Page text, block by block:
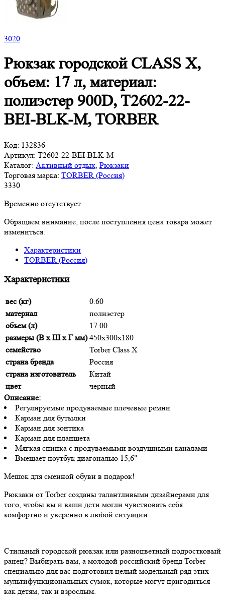
3020
Рюкзак городской CLASS X,
объем: 17 л, материал:
полиэстер 900D, T2602-22-
BEI-BLK-M, TORBER
Код: 132836
Артикул: T2602-22-BEI-BLK-M
Каталог: Активный отдых Рюкзаки
Торговая марка: TORBER (Россия)
3330
Временно отсутствует
Обращаем внимание, после поступления цена товара может
измениться.
Характеристики
TORBER (Россия)
Характеристики
вес (кг)
0.60
материал
полиэстер
объем (л)
17.00
размеры (В х Ш х Г мм) 450х300х180
семейство
Torber Class X
страна бренда
Россия
страна изготовитель
Китай
цвет
черный
Описание:
Регулируемые продуваемые плечевые ремни
Карман для бутылки
Карман для зонтика
Карман для планшета
Мягкая спинка с продуваемыми воздушными каналами
Вмещает ноутбук диагональю 15,6"
Мешок для сменной обуви в подарок!
Рюкзаки от Torber созданы талантливыми дизайнерами для
того, чтобы вы и ваши дети могли чувствовать себя
комфортно и уверенно в любой ситуации.
Стильный городской рюкзак или разноцветный подростковый
ранец? Выбирать вам, а молодой российский бренд Torber
специально для вас подготовил целый модельный ряд этих
мультифункциональных сумок, которые могут пригодиться
как детям, так и взрослым.